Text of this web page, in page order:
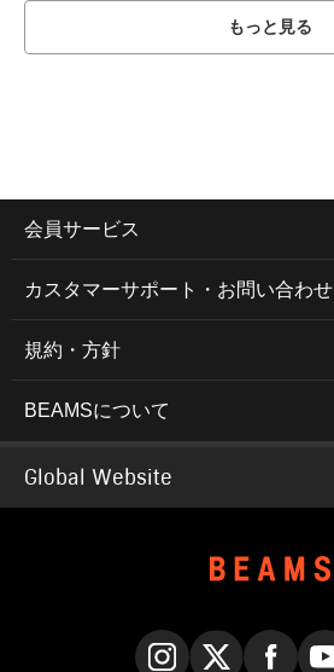
もっと見る
会員サービス
カスタマーサポート・お問い合わせ
規約・方針
BEAMSについて
Global Website